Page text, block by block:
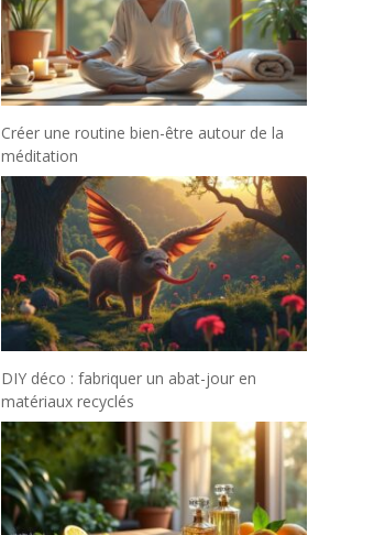
Créer une routine bien-être autour de la
méditation
DIY déco : fabriquer un abat-jour en
matériaux recyclés